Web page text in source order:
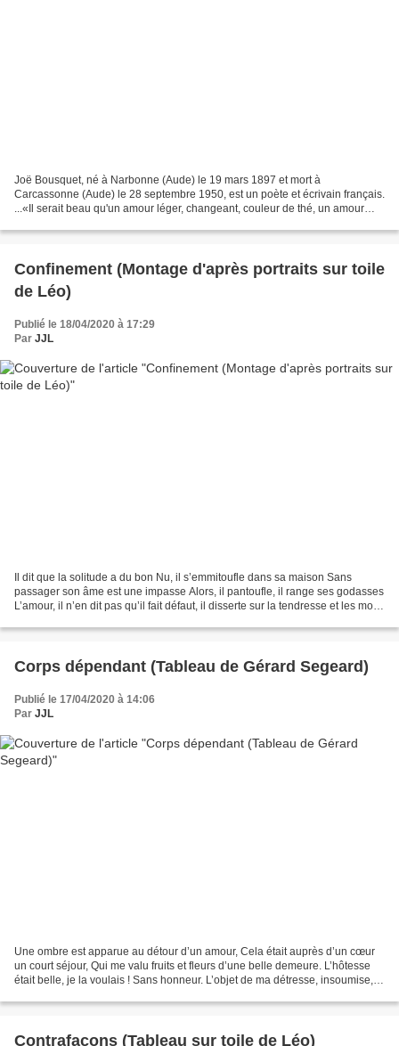
Joë Bousquet, né à Narbonne (Aude) le 19 mars 1897 et mort à
Carcassonne (Aude) le 28 septembre 1950, est un poète et écrivain français.
...«Il serait beau qu'un amour léger, changeant, couleur de thé, un amour
Confinement (Montage d'après portraits sur toile
de Léo)
Publié le 18/04/2020 à 17:29
Par JJL
Il dit que la solitude a du bon Nu, il s’emmitoufle dans sa maison Sans
passager son âme est une impasse Alors, il pantoufle, il range ses godasses
L’amour, il n’en dit pas qu’il fait défaut, il disserte sur la tendresse et les mots,
Corps dépendant (Tableau de Gérard Segeard)
Publié le 17/04/2020 à 14:06
Par JJL
Une ombre est apparue au détour d’un amour, Cela était auprès d’un cœur
un court séjour, Qui me valu fruits et fleurs d’une belle demeure. L’hôtesse
était belle, je la voulais ! Sans honneur. L’objet de ma détresse, insoumise,
Contrafaçons (Tableau sur toile de Léo)